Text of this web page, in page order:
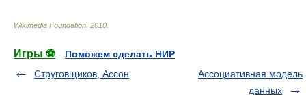
Wikimedia Foundation 2010
Игры ⚽
Поможем сделать НИР
Струговщиков, Ассон
Ассоциативная модель
данных